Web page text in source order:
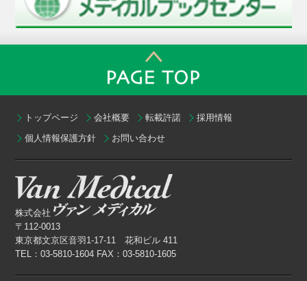
トップページ 会社概要 転載許諾
採用情報
個人情報保護方針
お問い合わせ
株式会社
〒112-0013
東京都文京区音羽1-17-11 花和ビル 411
TEL：03-5810-1604 FAX：03-5810-1605